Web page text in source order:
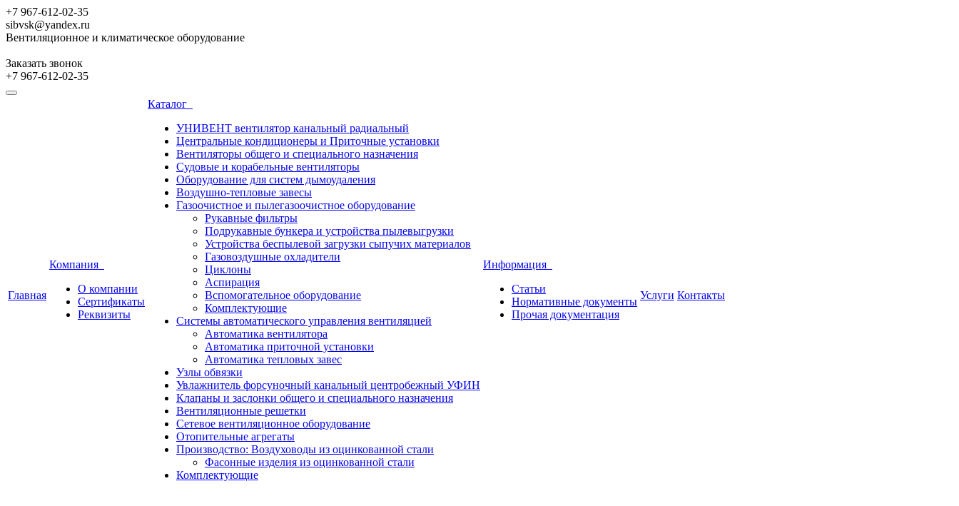
+7 967-612-02-35
sibvsk@yandex.ru
Вентиляционное и климатическое оборудование
Заказать звонок
+7 967-612-02-35
Главная
Компания
О компании
Сертификаты
Реквизиты
Каталог
УНИВЕНТ вентилятор канальный радиальный
Центральные кондиционеры и Приточные установки
Вентиляторы общего и специального назначения
Судовые и корабельные вентиляторы
Оборудование для систем дымоудаления
Воздушно-тепловые завесы
Газоочистное и пылегазоочистное оборудование
Рукавные фильтры
Подрукавные бункера и устройства пылевыгрузки
Устройства беспылевой загрузки сыпучих материалов
Газовоздушные охладители
Циклоны
Аспирация
Вспомогательное оборудование
Комплектующие
Системы автоматического управления вентиляцией
Автоматика вентилятора
Автоматика приточной установки
Автоматика тепловых завес
Узлы обвязки
Увлажнитель форсуночный канальный центробежный УФИН
Клапаны и заслонки общего и специального назначения
Вентиляционные решетки
Сетевое вентиляционное оборудование
Отопительные агрегаты
Производство: Воздуховоды из оцинкованной стали
Фасонные изделия из оцинкованной стали
Комплектующие
Информация
Статьи
Нормативные документы
Прочая документация
Услуги Контакты